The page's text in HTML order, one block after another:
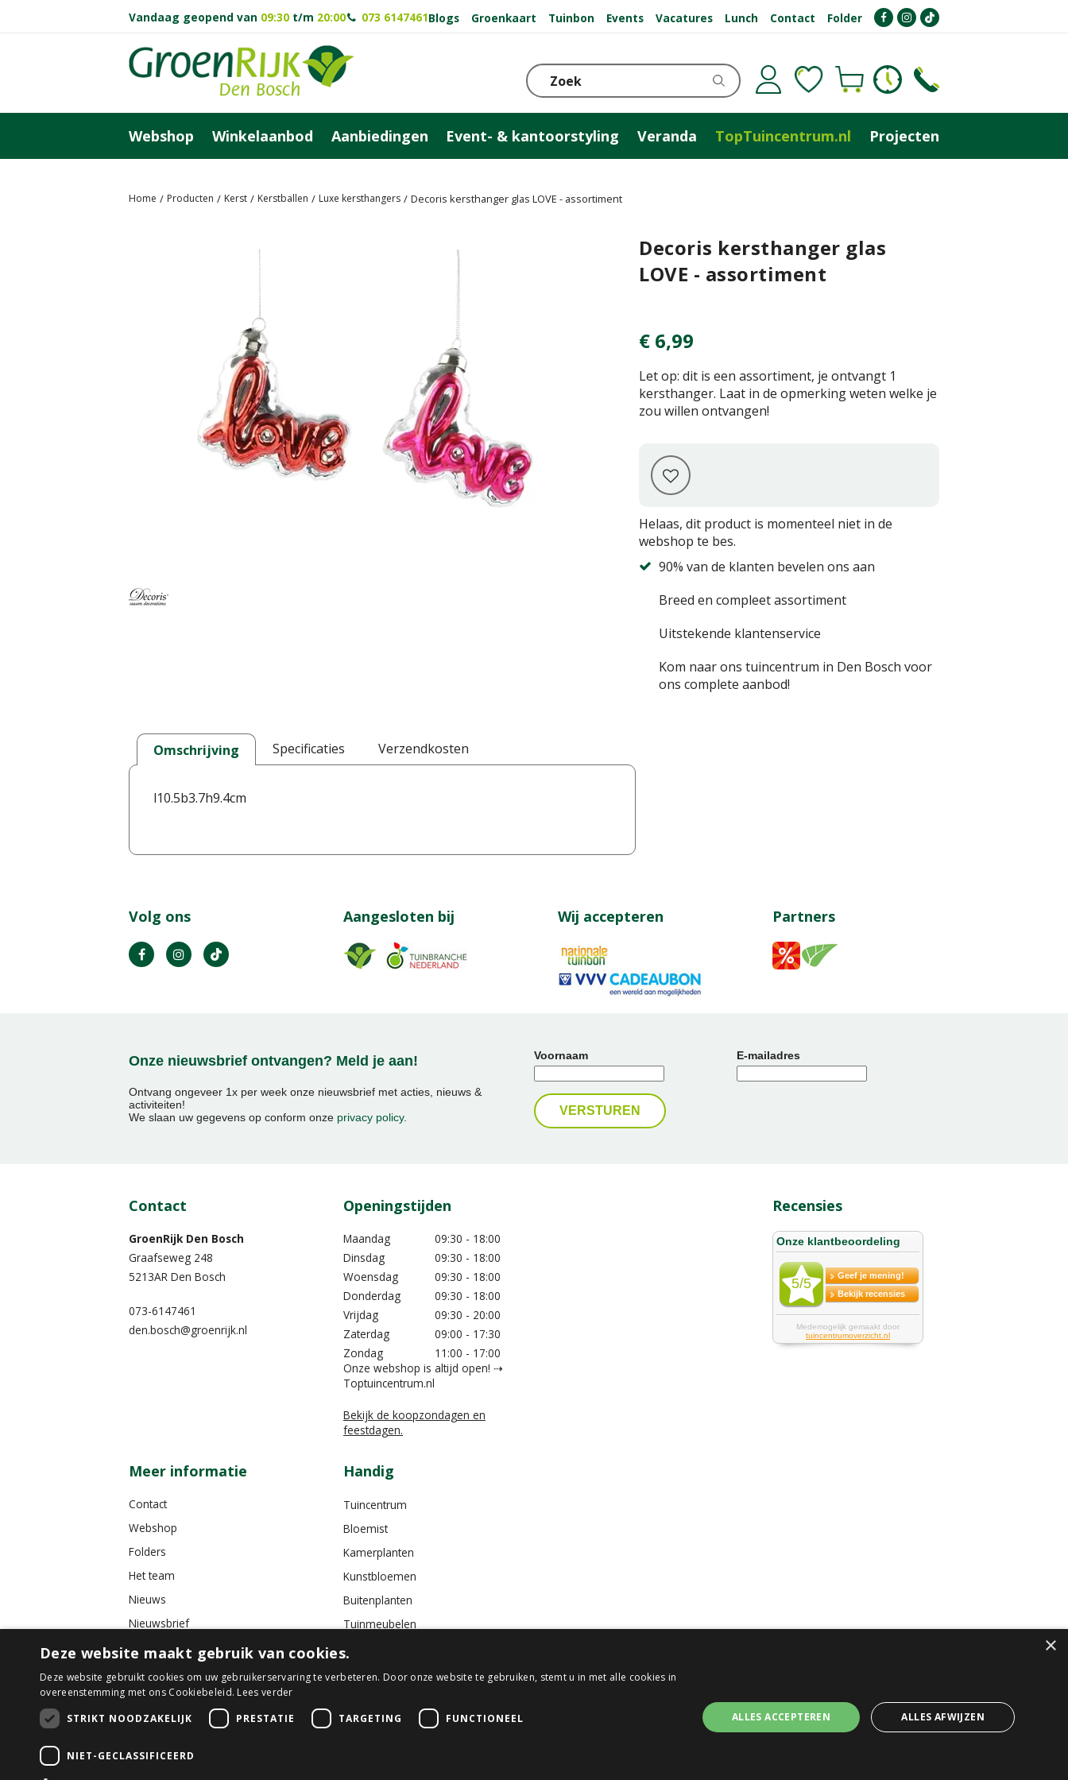
Home Producten Kerst Kerstballen Luxe kersthangers Decoris kersthanger glas LOVE - assortiment
Vandaag geopend van 09:30 t/m 20:00 073 6147461Blogs Groenkaart Tuinbon Events Vacatures Lunch Contact Folder
Webshop Winkelaanbod Aanbiedingen Event- & kantoorstyling Veranda TopTuincentrum.nl Projecten
Decoris kersthanger glas
LOVE - assortiment
€ 6,99
Let op: dit is een assortiment, je ontvangt 1
kersthanger. Laat in de opmerking weten welke je
zou willen ontvangen!
Helaas, dit product is momenteel niet in de
webshop te bes.
90% van de klanten bevelen ons aan
Breed en compleet assortiment
Uitstekende klantenservice
Kom naar ons tuincentrum in Den Bosch voor
ons complete aanbod!
Omschrijving Specificaties Verzendkosten
l10.5b3.7h9.4cm
Volg ons Aangesloten bij Wij accepteren Partners
Onze nieuwsbrief ontvangen? Meld je aan!
Ontvang ongeveer 1x per week onze nieuwsbrief met acties, nieuws &
activiteiten!
We slaan uw gegevens op conform onze privacy policy.
Voornaam E-mailadres
Contact
GroenRijk Den Bosch
Graafseweg 248
5213AR Den Bosch
073-6147461
den.bosch@groenrijk.nl
Openingstijden
Maandag
09:30 - 18:00
Dinsdag
09:30 - 18:00
Woensdag
09:30 - 18:00
Donderdag
09:30 - 18:00
Vrijdag
09:30 - 20:00
Zaterdag
09:00 - 17:30
Zondag
11:00 - 17:00
Onze webshop is altijd open! ⇢
Toptuincentrum.nl
Bekijk de koopzondagen en
feestdagen.
Recensies
Meer informatie
Contact
Webshop
Folders
Het team
Nieuws
Nieuwsbrief
Tuincafé
Vacatures
Algemene voorwaarden
Handig
Tuincentrum
Bloemist
Kamerplanten
Kunstbloemen
Buitenplanten
Tuinmeubelen
×
Deze website maakt gebruik van cookies.
Deze website gebruikt cookies om uw gebruikerservaring te verbeteren. Door onze website te gebruiken, stemt u in met alle cookies in
overeenstemming met ons Cookiebeleid. Lees verder
STRIKT NOODZAKELIJK
PRESTATIE TARGETING FUNCTIONEEL
NIET-GECLASSIFICEERD
ALLES ACCEPTEREN ALLES AFWIJZEN